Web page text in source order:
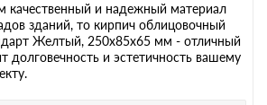
качественный и надежный материал
зданий, то кирпич облицовочный
Желтый, 250х85х65 мм - отличный
долговечность и эстетичность вашему